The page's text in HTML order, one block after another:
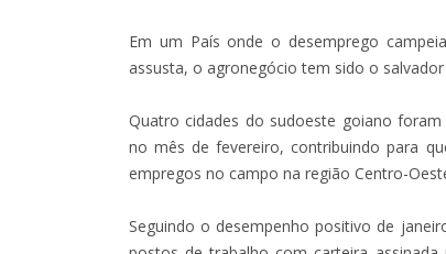
Em um País onde o desemprego
assusta, o agronegócio tem sido o
Quatro cidades do sudoeste goiano
no mês de fevereiro, contribuindo para
empregos no campo na região Centro-
Seguindo o desempenho positivo de